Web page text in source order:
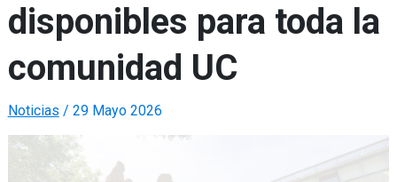
disponibles para toda la
comunidad UC
Noticias / 29 Mayo 2026